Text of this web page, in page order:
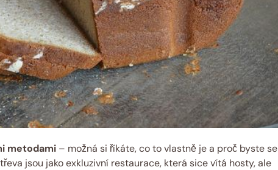
⁢metodami ⁣– možná si ​říkáte, co to vlastně je a proč byste se
jsou jako exkluzivní restaurace, která sice⁣ vítá hosty, ale